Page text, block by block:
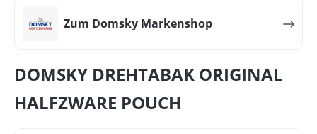
Zum Domsky Markenshop
DOMSKY DREHTABAK ORIGINAL
HALFZWARE POUCH